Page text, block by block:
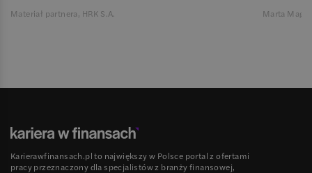
Materiał partnera, HRK S.A. Marta
Karierawfinansach.pl to największy w Polsce portal z ofertami
pracy przeznaczony dla specjalistów z branży finansowej,